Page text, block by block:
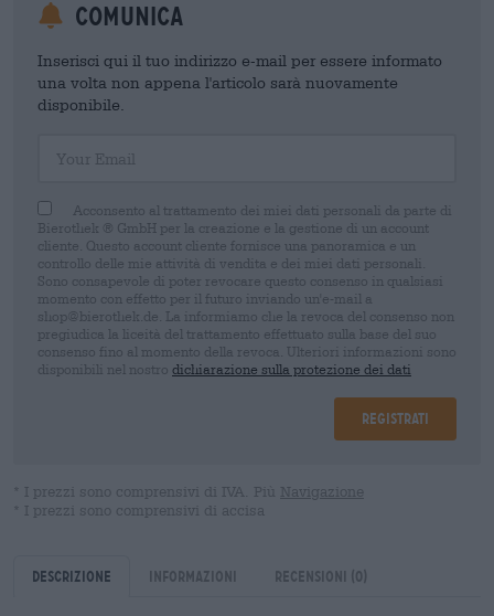
Comunica
Inserisci qui il tuo indirizzo e-mail per essere informato
una volta non appena l'articolo sarà nuovamente
disponibile.
Acconsento al trattamento dei miei dati personali da parte di
Bierothek ® GmbH per la creazione e la gestione di un account
cliente. Questo account cliente fornisce una panoramica e un
controllo delle mie attività di vendita e dei miei dati personali.
Sono consapevole di poter revocare questo consenso in qualsiasi
momento con effetto per il futuro inviando un'e-mail a
shop@bierothek.de. La informiamo che la revoca del consenso non
pregiudica la liceità del trattamento effettuato sulla base del suo
consenso fino al momento della revoca. Ulteriori informazioni sono
disponibili nel nostro dichiarazione sulla protezione dei dati
Registrati
* I prezzi sono comprensivi di IVA. Più Navigazione
* I prezzi sono comprensivi di accisa
Descrizione Informazioni Recensioni (0)